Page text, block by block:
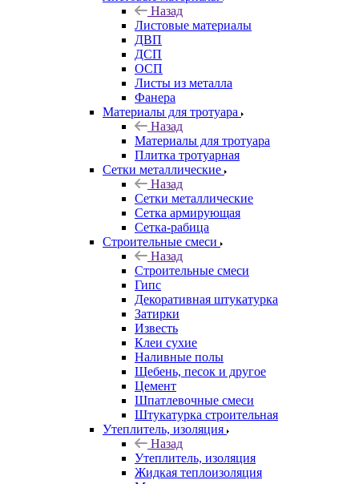
Назад
Листовые материалы
ДВП
ДСП
ОСП
Листы из металла
Фанера
Материалы для тротуара
Назад
Материалы для тротуара
Плитка тротуарная
Сетки металлические
Назад
Сетки металлические
Сетка армирующая
Сетка-рабица
Строительные смеси
Назад
Строительные смеси
Гипс
Декоративная штукатурка
Затирки
Известь
Клеи сухие
Наливные полы
Щебень, песок и другое
Цемент
Шпатлевочные смеси
Штукатурка строительная
Утеплитель, изоляция
Назад
Утеплитель, изоляция
Жидкая теплоизоляция